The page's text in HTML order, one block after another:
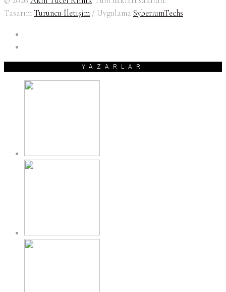
Tasarım Turuncu İletişim / Uygulama SyberiumTechs
YAZARLAR